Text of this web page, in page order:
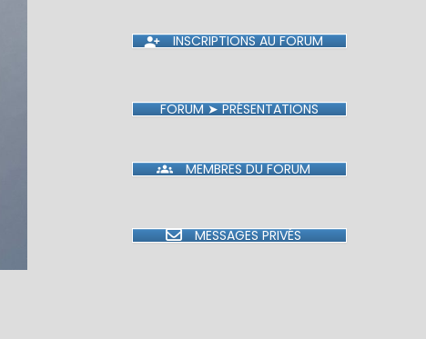
INSCRIPTIONS AU FORUM
FORUM ➤ PRÉSENTATIONS
MEMBRES DU FORUM
MESSAGES PRIVÉS